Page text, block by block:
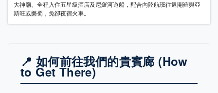
大神廟。全程入住五星級酒店及尼羅河遊船，配合內陸航班往返開羅與亞
斯旺或樂蜀，免卻夜宿火車。
📍 如何前往我們的貴賓廊 (How
to Get There)